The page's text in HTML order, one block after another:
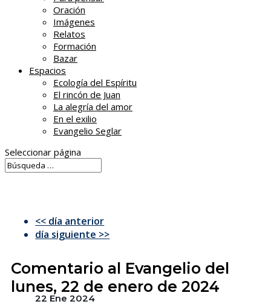
Oración
Imágenes
Relatos
Formación
Bazar
Espacios
Ecología del Espíritu
El rincón de Juan
La alegría del amor
En el exilio
Evangelio Seglar
Seleccionar página
<< día anterior
día siguiente >>
Comentario al Evangelio del
lunes, 22 de enero de 2024
22 Ene 2024